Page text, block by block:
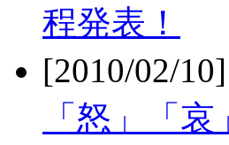
程発表！
[2010/02/
「怒」「